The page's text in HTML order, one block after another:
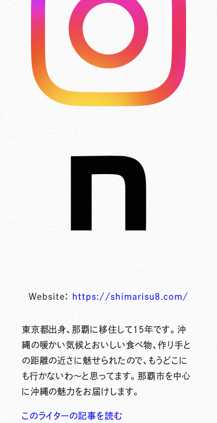
Website： https://shimarisu8.com/
東京都出身、那覇に移住して15年です。沖
縄の暖かい気候とおいしい食べ物、作り手と
の距離の近さに魅せられたので、もうどこに
も行かないわ～と思ってます。那覇市を中心
に沖縄の魅力をお届けします。
このライターの記事を読む